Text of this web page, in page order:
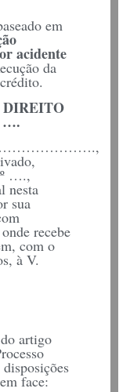
em
acidente
da
DIREITO
….
….,
nesta
sua
recebe
com o
à V.
artigo
face: